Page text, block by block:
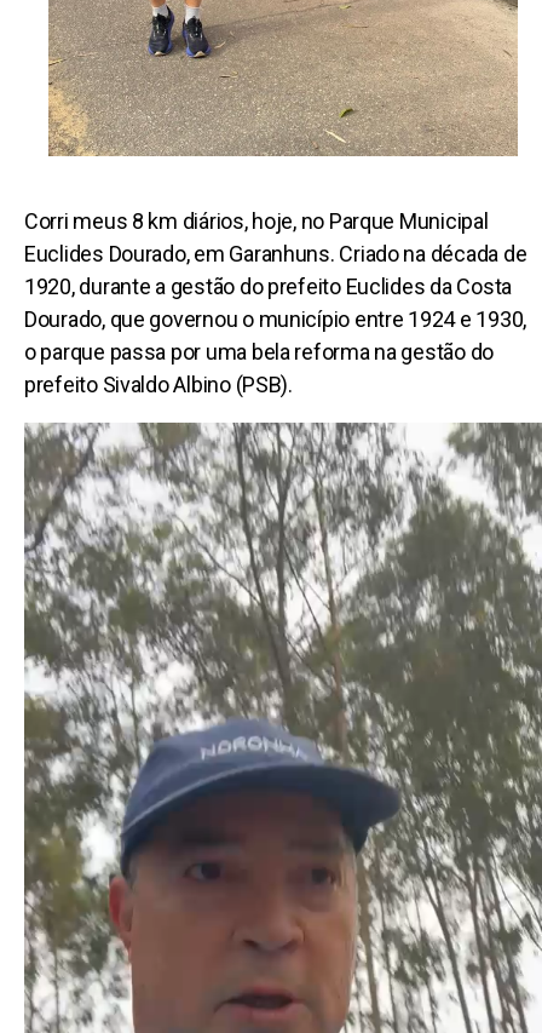
Corri meus 8 km diários, hoje, no Parque Municipal
Euclides Dourado, em Garanhuns. Criado na década de
1920, durante a gestão do prefeito Euclides da Costa
Dourado, que governou o município entre 1924 e 1930,
o parque passa por uma bela reforma na gestão do
prefeito Sivaldo Albino (PSB).